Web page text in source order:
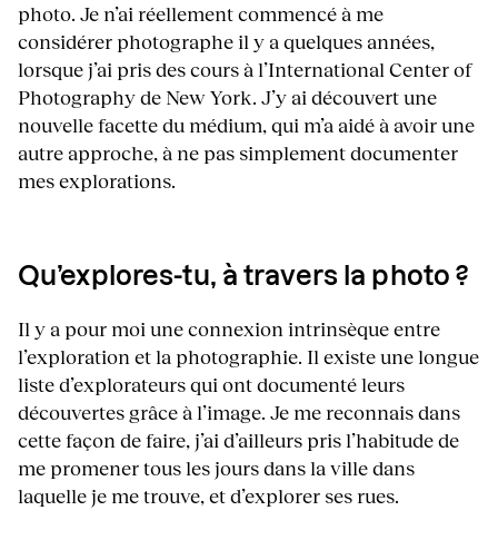
photo. Je n’ai réellement commencé à me
considérer photographe il y a quelques années,
lorsque j’ai pris des cours à l’International Center of
Photography de New York. J’y ai découvert une
nouvelle facette du médium, qui m’a aidé à avoir une
autre approche, à ne pas simplement documenter
mes explorations.
Qu’explores-tu, à travers la photo ?
Il y a pour moi une connexion intrinsèque entre
l’exploration et la photographie. Il existe une longue
liste d’explorateurs qui ont documenté leurs
découvertes grâce à l’image. Je me reconnais dans
cette façon de faire, j’ai d’ailleurs pris l’habitude de
me promener tous les jours dans la ville dans
laquelle je me trouve, et d’explorer ses rues.